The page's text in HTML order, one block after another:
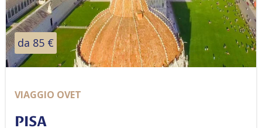
da 85 €
VIAGGIO OVET
PISA